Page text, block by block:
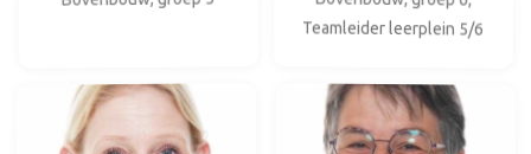
Teamleider leerplein 5/6